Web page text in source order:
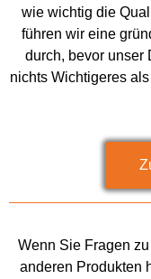
wie wichtig die
führen wir eine
durch, bevor unser
nichts Wichtigeres
Wenn Sie Fragen
anderen Produkten